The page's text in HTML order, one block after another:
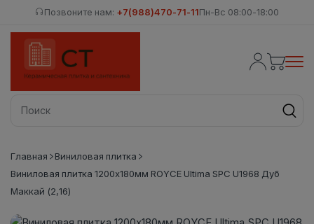
Позвоните нам: +7(988)470-71-11Пн-Вс 08:00-18:00
Главная
Виниловая плитка
Виниловая плитка 1200x180мм ROYCE Ultima SPC U1968 Дуб
Маккай (2,16)